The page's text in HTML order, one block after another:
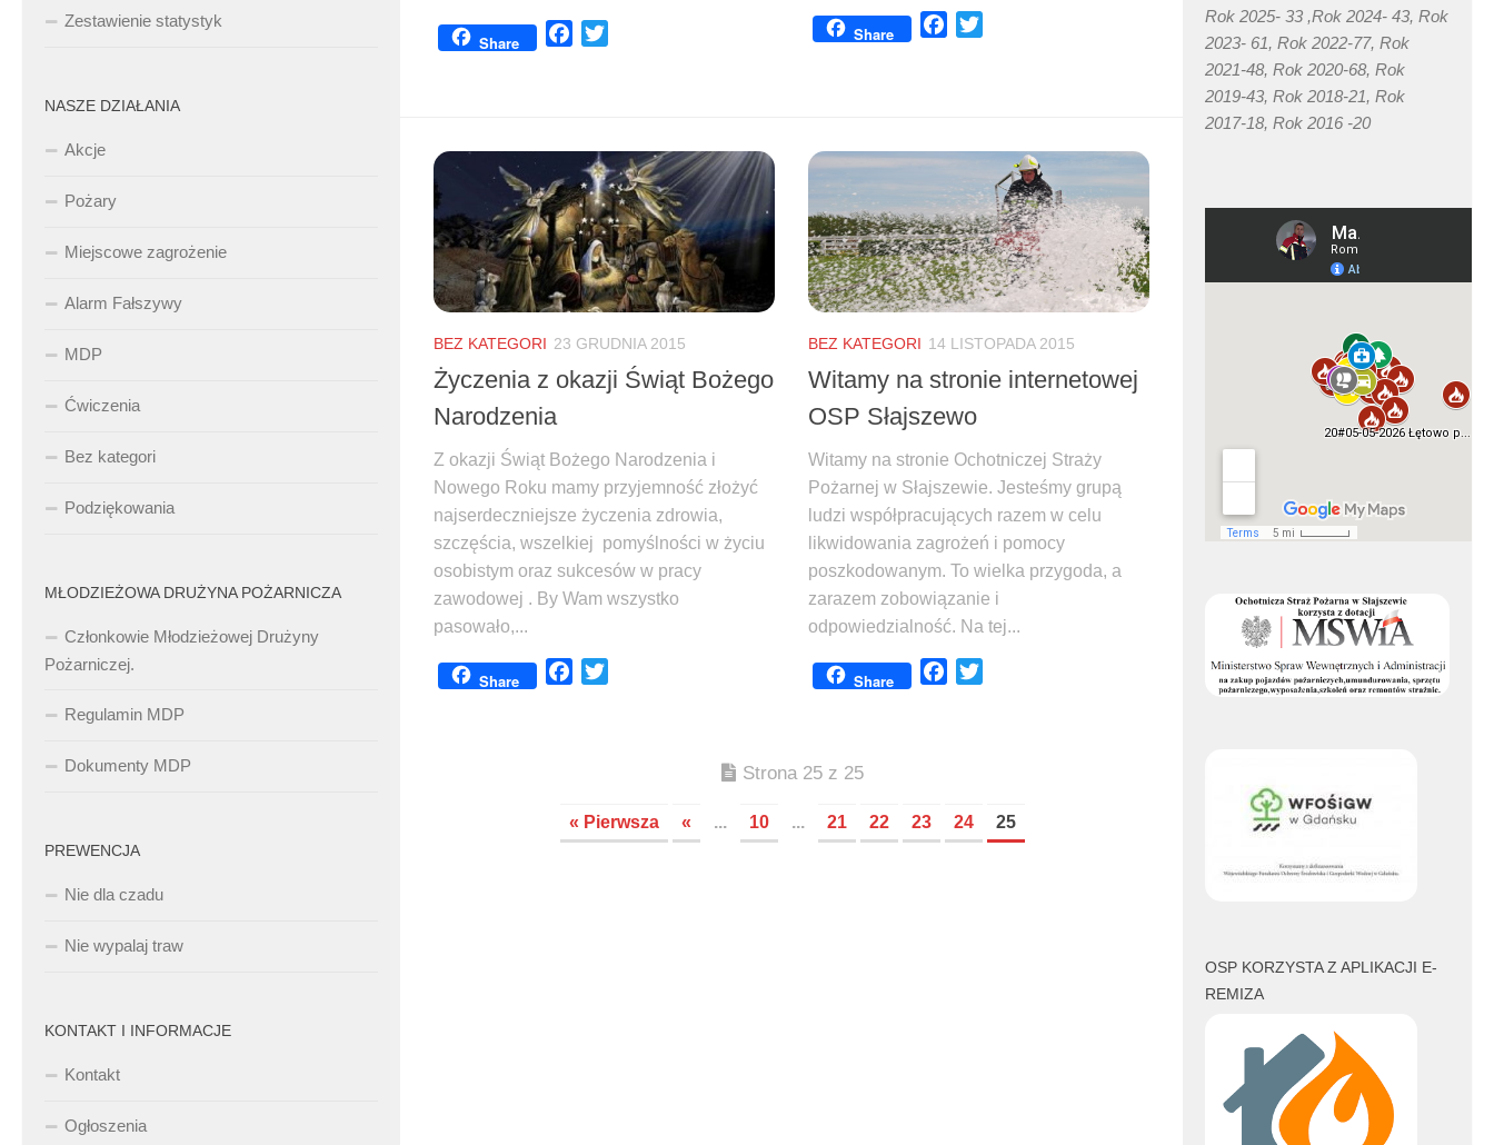
Share Facebook Share Facebook
BEZ KATEGORI 23 GRUDNIA 2015
Życzenia z okazji Świąt Bożego
Narodzenia
Z okazji Świąt Bożego Narodzenia i
Nowego Roku mamy przyjemność złożyć
najserdeczniejsze życzenia zdrowia,
szczęścia, wszelkiej pomyślności w życiu
osobistym oraz sukcesów w pracy
zawodowej . By Wam wszystko
pasowało,...
Share Facebook
BEZ KATEGORI 14 LISTOPADA 2015
Witamy na stronie internetowej
OSP Słajszewo
Witamy na stronie Ochotniczej Straży
Pożarnej w Słajszewie. Jesteśmy grupą
ludzi współpracujących razem w celu
likwidowania zagrożeń i pomocy
poszkodowanym. To wielka przygoda, a
zarazem zobowiązanie i
odpowiedzialność. Na tej...
Share Facebook
Strona 25 z 25
« Pierwsza « ... 10 ... 21 22 23 24 25
Zestawienie statystyk
NASZE DZIAŁANIA
Akcje
Pożary
Miejscowe zagrożenie
Alarm Fałszywy
MDP
Ćwiczenia
Bez kategori
Podziękowania
MŁODZIEŻOWA DRUŻYNA POŻARNICZA
Członkowie Młodzieżowej Drużyny
Pożarniczej.
Regulamin MDP
Dokumenty MDP
PREWENCJA
Nie dla czadu
Nie wypalaj traw
KONTAKT I INFORMACJE
Kontakt
Ogłoszenia
Rok 2025- 33 ,Rok 2024- 43, Rok
2023- 61, Rok 2022-77, Rok
2021-48, Rok 2020-68, Rok
2019-43, Rok 2018-21, Rok
2017-18, Rok 2016 -20
OSP KORZYSTA Z APLIKACJI E-
REMIZA